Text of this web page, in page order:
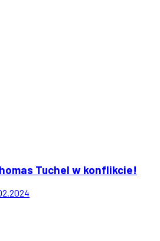
Tuchel w konflikcie!